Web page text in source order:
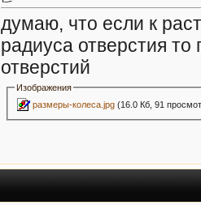
думаю, что если к
радиуса отверстия
отверстий
Изображения
размеры-колеса.jpg (16.0 Кб, 91